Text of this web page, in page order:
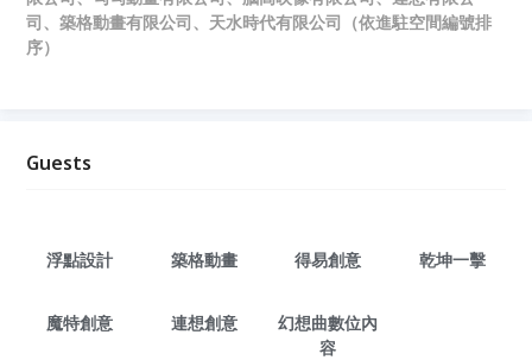
司、築格動畫有限公司、天水時代有限公司（依進駐空間編號排
序）
Guests
浮點設計 築格動畫 得易創意 乾坤一擊
魔特創意 連想創意
幻想曲數位內
容